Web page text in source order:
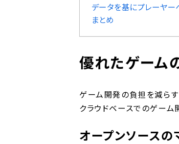
データを基にプレーヤ
まとめ
優れたゲーム
ゲーム開発の負担を減ら
クラウドベースでのゲー
オープンソースの